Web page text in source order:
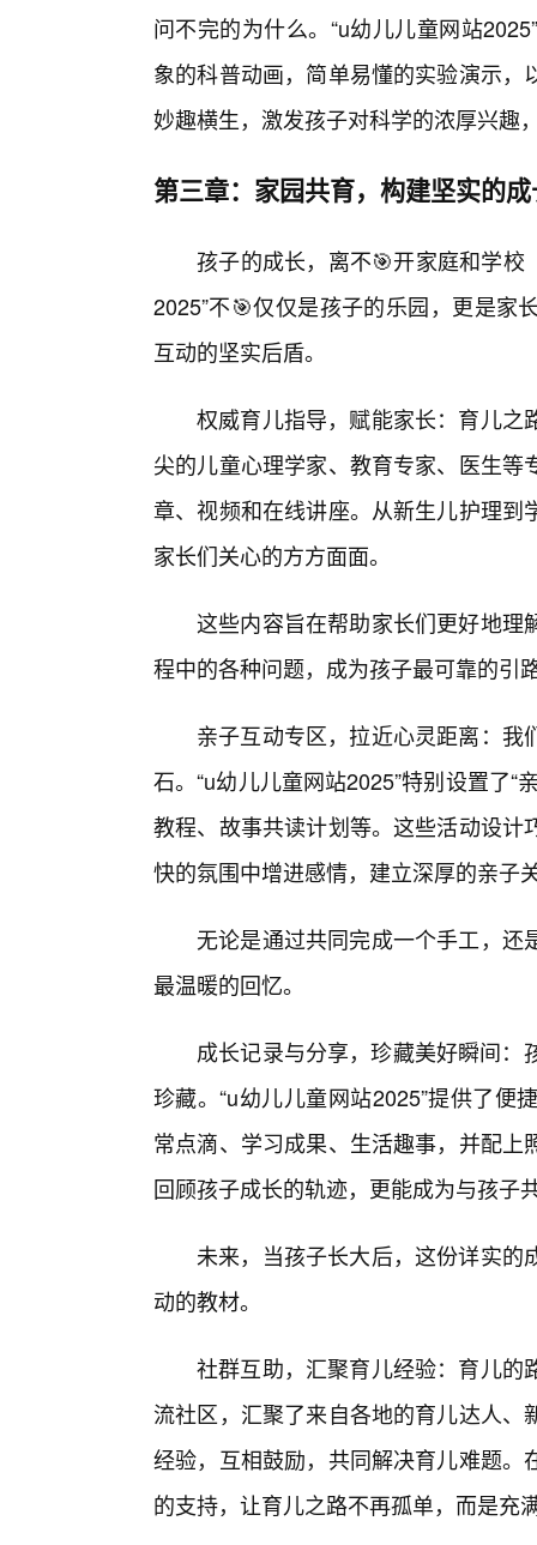
问不完的为什么。“u幼儿儿童网站
象的科普动画，简单易懂的实验演示
妙趣横生，激发孩子对科学的浓厚兴趣
第三章：家园共育，构建坚实的
孩子的成长，离不🎯开家庭和学校
2025”不🎯仅仅是孩子的乐园，更是家
互动的坚实后盾。
权威育儿指导，赋能家长：育儿之
尖的儿童心理学家、教育专家、医生
章、视频和在线讲座。从新生儿护理
家长们关心的方方面面。
这些内容旨在帮助家长们更好地理
程中的各种问题，成为孩子最可靠的引
亲子互动专区，拉近心灵距离：
石。“u幼儿儿童网站2025”特别设置了
教程、故事共读计划等。这些活动设
快的氛围中增进感情，建立深厚的亲子
无论是通过共同完成一个手工，
最温暖的回忆。
成长记录与分享，珍藏美好瞬间
珍藏。“u幼儿儿童网站2025”提供了便
常点滴、学习成果、生活趣事，并配
回顾孩子成长的轨迹，更能成为与孩子
未来，当孩子长大后，这份详实的
动的教材。
社群互助，汇聚育儿经验：育儿的
流社区，汇聚了来自各地的育儿达人
经验，互相鼓励，共同解决育儿难题
的支持，让育儿之路不再孤单，而是充